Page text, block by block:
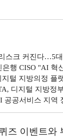
스크 커진다…5
행 CISO "AI
털 지방의정 플
디지털 지방정
공공서비스 지역
즈 이벤트와